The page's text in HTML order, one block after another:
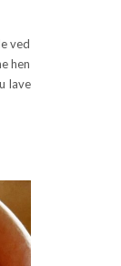
ved
hen
lave